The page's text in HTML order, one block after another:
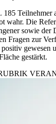
185 Teilnehmer
wahr. Die
sowie der
Fragen zur
gewesen
gestärkt.